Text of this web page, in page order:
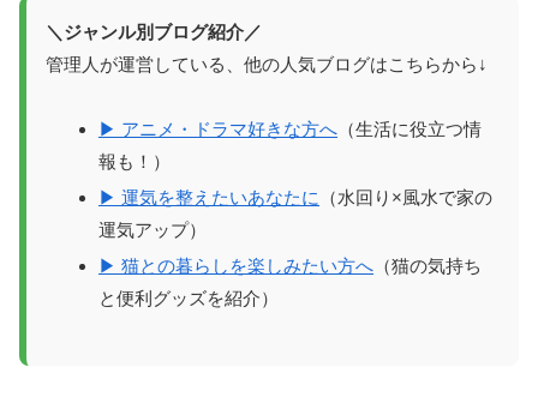
＼ジャンル別ブログ紹介／
管理人が運営している、他の人気ブログはこちらから↓
▶ アニメ・ドラマ好きな方へ （生活に役立つ情
報も！）
▶ 運気を整えたいあなたに
（水回り×風水で家の
運気アップ）
▶ 猫との暮らしを楽しみたい方へ （猫の気持ち
と便利グッズを紹介）